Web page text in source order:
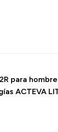
para
ACTEVA